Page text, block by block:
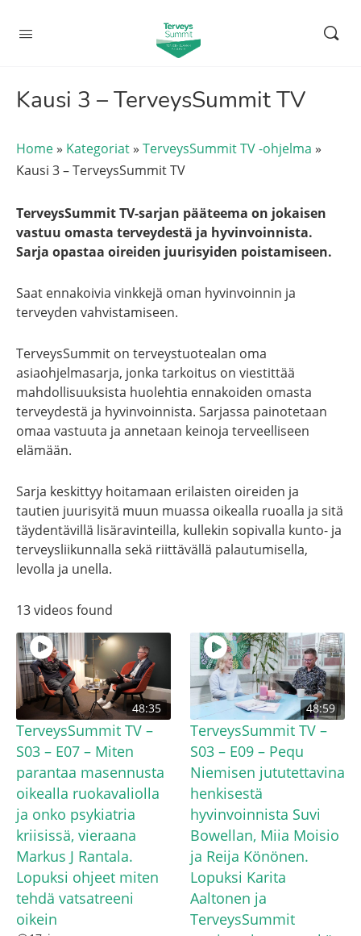
Kausi 3 – TerveysSummit TV
Home» Kategoriat» TerveysSummit TV -ohjelma »
Kausi 3 – TerveysSummit TV
TerveysSummit TV-sarjan pääteema on jokaisen
vastuu omasta terveydestä ja hyvinvoinnista.
Sarja opastaa oireiden juurisyiden poistamiseen.
Saat ennakoivia vinkkejä oman hyvinvoinnin ja
terveyden vahvistamiseen.
TerveysSummit on terveystuotealan oma
asiaohjelmasarja, jonka tarkoitus on viestittää
mahdollisuuksista huolehtia ennakoiden omasta
terveydestä ja hyvinvoinnista. Sarjassa painotetaan
omaa vastuuta ja annetaan keinoja terveelliseen
elämään.
Sarja keskittyy hoitamaan erilaisten oireiden ja
tautien juurisyitä muun muassa oikealla ruoalla ja sitä
täydentävillä lisäravinteilla, kullekin sopivalla kunto- ja
terveysliikunnalla sekä riittävällä palautumisella,
levolla ja unella.
13 videos found
48:35
TerveysSummit TV –
S03 – E07 – Miten
parantaa masennusta
oikealla ruokavaliolla
ja onko psykiatria
kriisissä, vieraana
Markus J Rantala.
Lopuksi ohjeet miten
tehdä vatsatreeni
oikein
48:59
TerveysSummit TV –
S03 – E09 – Pequ
Niemisen jututettavina
henkisestä
hyvinvoinnista Suvi
Bowellan, Miia Moisio
ja Reija Könönen.
Lopuksi Karita
Aaltonen ja
TerveysSummit